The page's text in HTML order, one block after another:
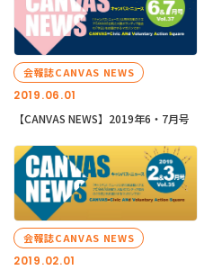
2019.06.01
会報誌CANVAS NEWS
【CANVAS NEWS】2019年6・7月号
2019.02.01
会報誌CANVAS NEWS